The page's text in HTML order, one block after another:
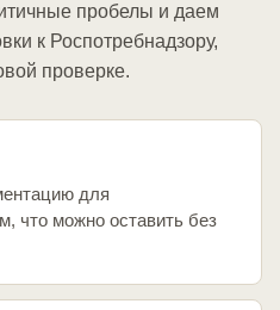
пробелы и даем
к Роспотребнадзору,
проверке.
для
что можно оставить без